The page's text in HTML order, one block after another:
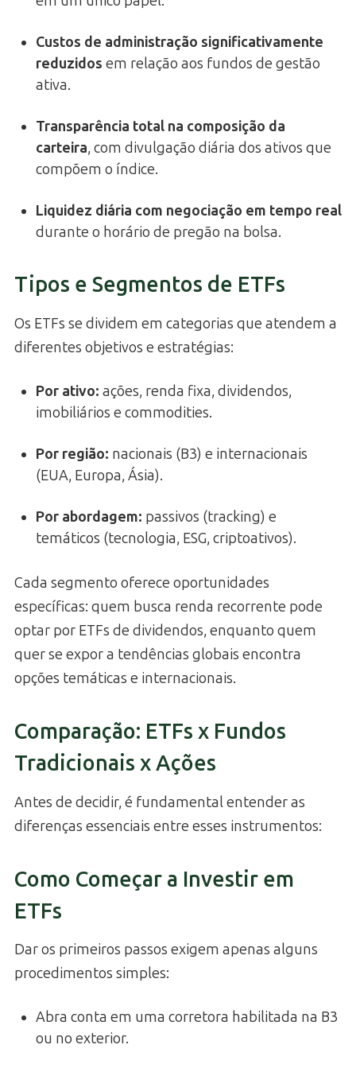
Custos de administração significativamente
reduzidos em relação aos fundos de gestão
ativa.
Transparência total na composição da
carteira, com divulgação diária dos ativos que
compõem o índice.
Liquidez diária com negociação em tempo real
durante o horário de pregão na bolsa.
Tipos e Segmentos de ETFs
Os ETFs se dividem em categorias que atendem a
diferentes objetivos e estratégias:
Por ativo: ações, renda fixa, dividendos,
imobiliários e commodities.
Por região: nacionais (B3) e internacionais
(EUA, Europa, Ásia).
Por abordagem: passivos (tracking) e
temáticos (tecnologia, ESG, criptoativos).
Cada segmento oferece oportunidades
específicas: quem busca renda recorrente pode
optar por ETFs de dividendos, enquanto quem
quer se expor a tendências globais encontra
opções temáticas e internacionais.
Comparação: ETFs x Fundos
Tradicionais x Ações
Antes de decidir, é fundamental entender as
diferenças essenciais entre esses instrumentos:
Como Começar a Investir em
ETFs
Dar os primeiros passos exigem apenas alguns
procedimentos simples:
Abra conta em uma corretora habilitada na B3
ou no exterior.